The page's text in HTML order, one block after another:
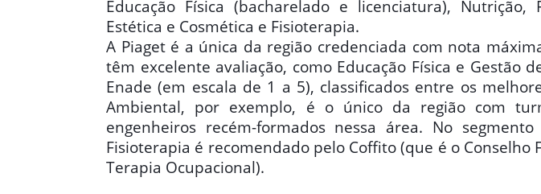
Educação Física (bacharelado e licenciatura), Nutrição,
Estética e Cosmética e Fisioterapia.
A Piaget é a única da região credenciada com nota
têm excelente avaliação, como Educação Física e Gestão
Enade (em escala de 1 a 5), classificados entre os
Ambiental, por exemplo, é o único da região com
engenheiros recém-formados nessa área. No
Fisioterapia é recomendado pelo Coffito (que é o Conselho
Terapia Ocupacional).